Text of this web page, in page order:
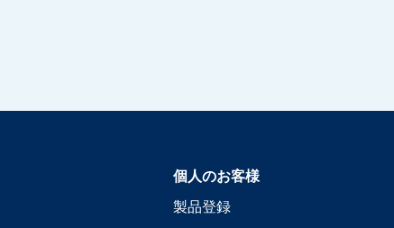
個人のお客様
製品登録